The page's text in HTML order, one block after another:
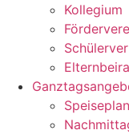
Kollegium
Speiseplan